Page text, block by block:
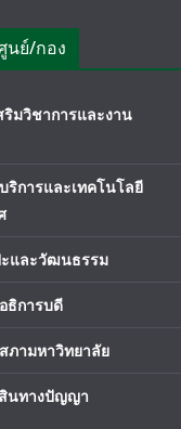
นย์/กอง
ริมวิชาการและงาน
ริการและเทคโนโลยี
และวัฒนธรรม
ธิการบดี
ภามหาวิทยาลัย
นทางปัญญา